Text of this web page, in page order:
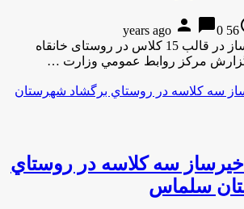
56 years ago
person chat_bubble0
افتتاح 2 مدرسه خير ساز در قالب 15 کلاس در روستای خانقاه
مركز روابط عمومي وزارت …
خيرساز سه كلاسه در روستاي
سلماس